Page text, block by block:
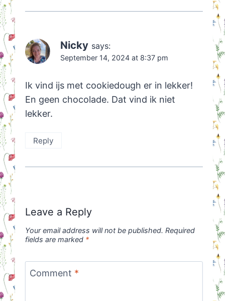
Nicky says:
September 14, 2024 at 8:37 pm
Ik vind ijs met cookiedough er in lekker!
En geen chocolade. Dat vind ik niet
lekker.
Reply
Leave a Reply
Your email address will not be published. Required
fields are marked *
Comment *